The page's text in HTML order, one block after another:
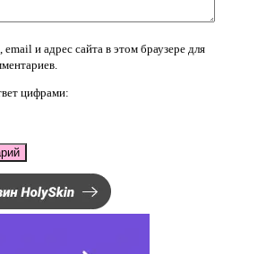
и адрес сайта в этом браузере для
цифрами: